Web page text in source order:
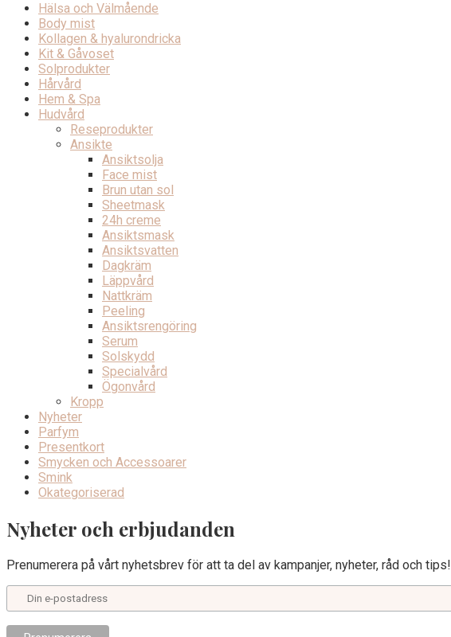
Hälsa och Välmående
Body mist
Kollagen & hyalurondricka
Kit & Gåvoset
Solprodukter
Hårvård
Hem & Spa
Hudvård
Reseprodukter
Ansikte
Ansiktsolja
Face mist
Brun utan sol
Sheetmask
24h creme
Ansiktsmask
Ansiktsvatten
Dagkräm
Läppvård
Nattkräm
Peeling
Ansiktsrengöring
Serum
Solskydd
Specialvård
Ögonvård
Kropp
Nyheter
Parfym
Presentkort
Smycken och Accessoarer
Smink
Okategoriserad
Nyheter och erbjudanden
Prenumerera på vårt nyhetsbrev för att ta del av kampanjer, nyheter, råd och tips!